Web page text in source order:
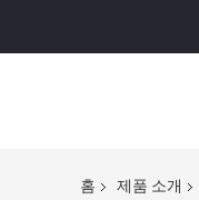
홈 제품 소개